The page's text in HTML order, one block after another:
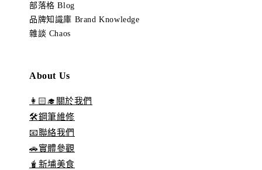
部落格 Blog
品牌知識庫 Brand Knowledge
雜談 Chaos
About Us
👩🏻‍🎓關於我們
🛠️鋼筆維修
📧聯絡我們
🚗實體參觀
🧋新埔美食